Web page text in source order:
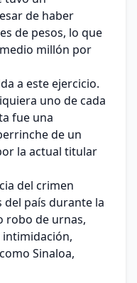
de haber
de pesos, lo que
millón por
a este ejercicio.
uno de cada
fue una
de un
la actual titular
del crimen
país durante la
robo de urnas,
intimidación,
Sinaloa,